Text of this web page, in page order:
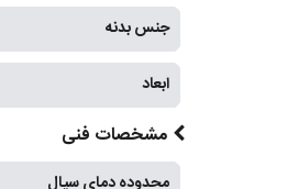
جنس بدنه
ابعاد
مشخصات فنی
محدوده دمای سیال